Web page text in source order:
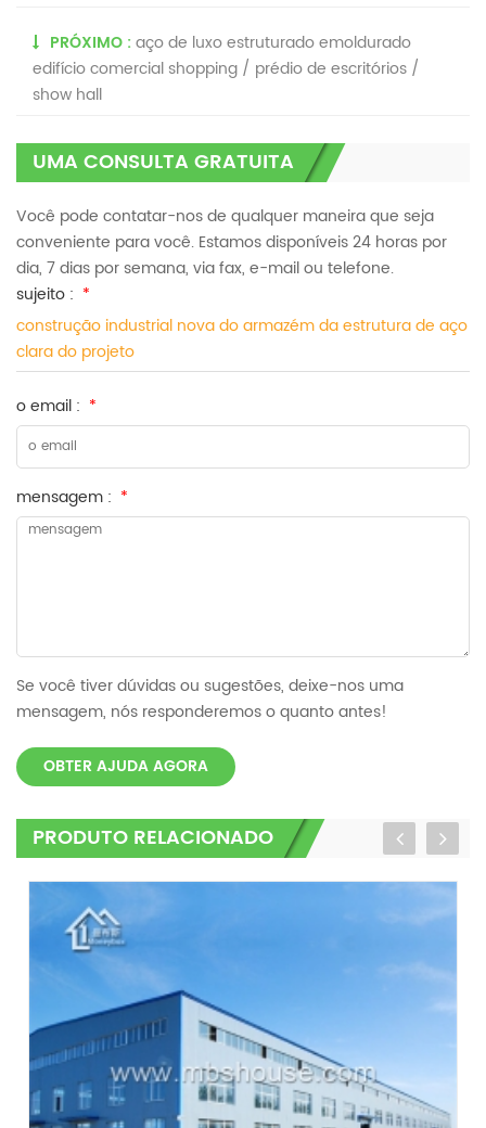
PRÓXIMO :aço de luxo estruturado emoldurado
edifício comercial shopping / prédio de escritórios /
show hall
UMA CONSULTA GRATUITA
Você pode contatar-nos de qualquer maneira que seja
conveniente para você. Estamos disponíveis 24 horas por
dia, 7 dias por semana, via fax, e-mail ou telefone.
sujeito : *
construção industrial nova do armazém da estrutura de aço
clara do projeto
o email : *
mensagem : *
Se você tiver dúvidas ou sugestões, deixe-nos uma
mensagem, nós responderemos o quanto antes!
OBTER AJUDA AGORA
PRODUTO RELACIONADO